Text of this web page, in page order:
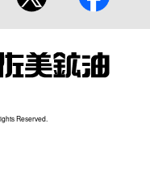
Reserved.